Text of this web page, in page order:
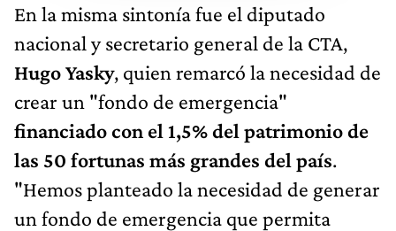
En la misma sintonía fue el diputado
nacional y secretario general de la CTA,
Hugo Yasky, quien remarcó la necesidad de
crear un "fondo de emergencia"
financiado con el 1,5% del patrimonio de
las 50 fortunas más grandes del país.
"Hemos planteado la necesidad de generar
un fondo de emergencia que permita